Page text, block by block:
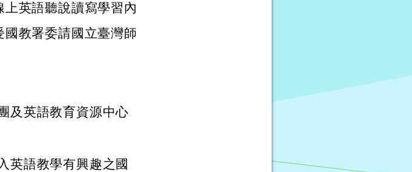
英語聽說讀寫學習內
教署委請國立臺灣師
及英語教育資源中心
英語教學有興趣之國